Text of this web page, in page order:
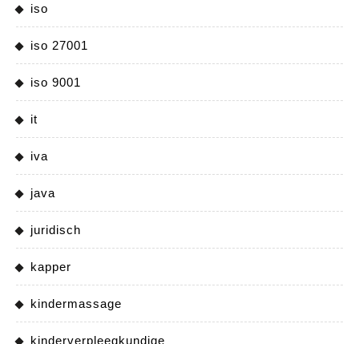
iso
iso 27001
iso 9001
it
iva
java
juridisch
kapper
kindermassage
kinderverpleegkundige